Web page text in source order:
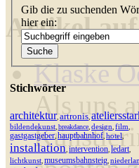
Gib die zu suchenden
hier ein:
Stichwörter
architektur, artronis,
bildendekunst, breakdance, design, film,
gastgastgeber, hauptbahnhof, hotel,
installation, intervention, ledart,
lichtkunst, museumsbahnsteig,
Artikel auf
Klaske
Als uns